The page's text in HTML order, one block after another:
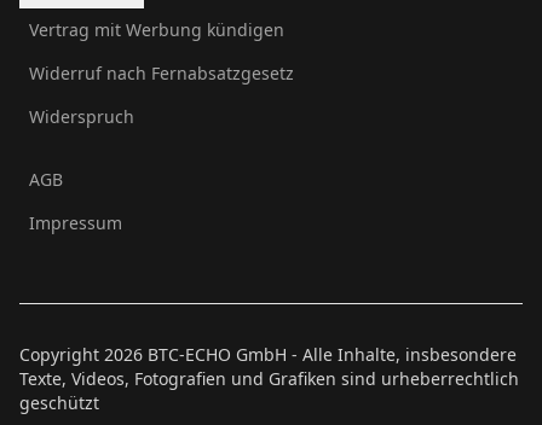
Vertrag mit Werbung kündigen
Widerruf nach Fernabsatzgesetz
Widerspruch
AGB
Impressum
Copyright 2026 BTC-ECHO GmbH - Alle Inhalte, insbesondere
Texte, Videos, Fotografien und Grafiken sind urheberrechtlich
geschützt